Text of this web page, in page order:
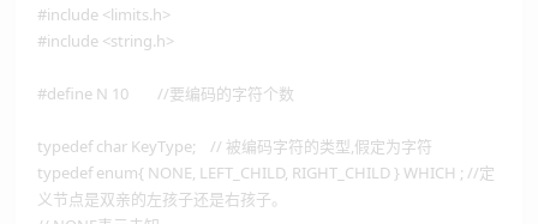
#include <limits.h>
#include <string.h>
#define N 10 //要编码的字符个数
typedef char KeyType; // 被编码字符的类型,假定为字符
typedef enum{ NONE, LEFT_CHILD, RIGHT_CHILD } WHICH ; //定
义节点是双亲的左孩子还是右孩子。